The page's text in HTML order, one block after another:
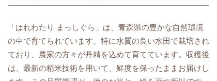
「はれわたり まっしぐら」は、青森県の豊かな自然環境
の中で育てられています。特に水質の良い水田で栽培され
ており、農家の方々が丹精を込めて育てています。収穫後
は、最新の精米技術を用いて、鮮度を保ったままお届けし